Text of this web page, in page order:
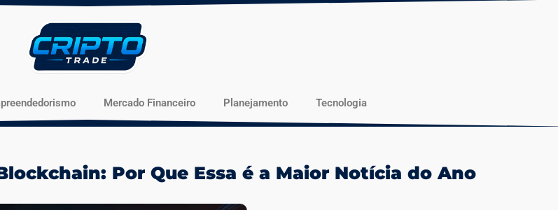
Mercado Financeiro Planejamento Tecnologia
Por Que Essa é a Maior Notícia do Ano